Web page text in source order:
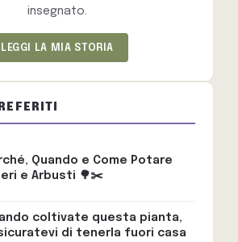
insegnato.
LEGGI LA MIA STORIA
Quando e Come Potare
e Arbusti 🌳✂️
coltivate questa pianta,
di tenerla fuori casa